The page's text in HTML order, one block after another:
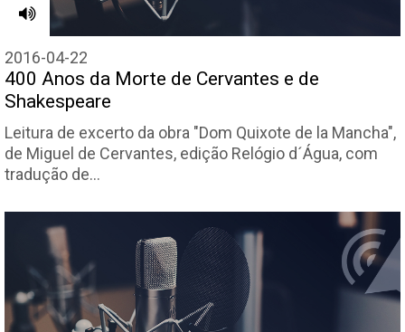
2016-04-22
400 Anos da Morte de Cervantes e de
Shakespeare
Leitura de excerto da obra "Dom Quixote de la Mancha",
de Miguel de Cervantes, edição Relógio d´Água, com
tradução de…